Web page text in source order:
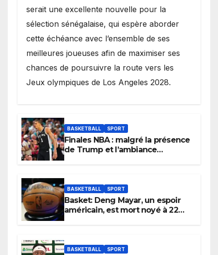
serait une excellente nouvelle pour la
sélection sénégalaise, qui espère aborder
cette échéance avec l’ensemble de ses
meilleures joueuses afin de maximiser ses
chances de poursuivre la route vers les
Jeux olympiques de Los Angeles 2028.
BASKETBALL SPORT
Finales NBA : malgré la présence
de Trump et l’ambiance
BASKETBALL SPORT
Basket: Deng Mayar, un espoir
américain, est mort noyé à 22
BASKETBALL SPORT